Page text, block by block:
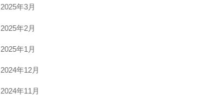
2025年3月
2025年2月
2025年1月
2024年12月
2024年11月